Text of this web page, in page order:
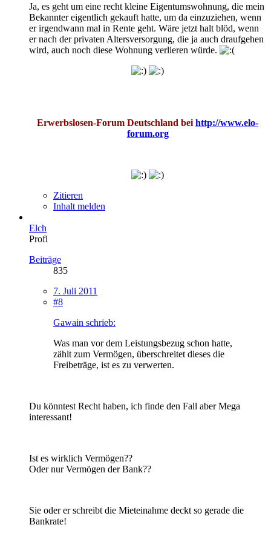
Ja, es geht um eine recht kleine Eigentumswohnung, die mein
Bekannter eigentlich gekauft hatte, um da einzuziehen, wenn
er irgendwann mal in Rente geht. Wäre jetzt halt blöd, wenn
er nach der privaten Altersversorgung, die ja auch draufgehen
wird, auch noch diese Wohnung verlieren würde.
Erwerbslosen-Forum Deutschland bei http://www.elo-
forum.org
Zitieren
Inhalt melden
Elch
Profi
Beiträge
835
7. Juli 2011
#8
Gawain schrieb:
Was man vor dem Leistungsbezug schon hatte,
zählt zum Vermögen, überschreitet dieses die
Freibeträge, ist es zu verwerten.
Du könntest Recht haben, ich finde den Fall aber Mega
interessant!
Ist es wirklich Vermögen??
Oder nur Vermögen der Bank??
Sie oder er schreibt die Mieteinahme deckt so gerade die
Bankrate!